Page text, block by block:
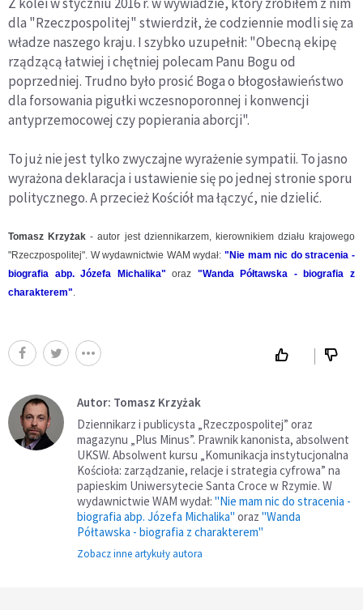
dla "Rzeczpospolitej" stwierdził, że codziennie modli się za
władze naszego kraju. I szybko uzupełnił: "Obecną ekipę
rządzącą łatwiej i chętniej polecam Panu Bogu od
poprzedniej. Trudno było prosić Boga o błogosławieństwo
dla forsowania pigułki wczesnoporonnej i konwencji
antyprzemocowej czy popierania aborcji".
To już nie jest tylko zwyczajne wyrażenie sympatii. To jasno
wyrażona deklaracja i ustawienie się po jednej stronie sporu
politycznego. A przecież Kościół ma łączyć, nie dzielić.
Tomasz Krzyżak - autor jest dziennikarzem, kierownikiem działu krajowego
"Rzeczpospolitej". W wydawnictwie WAM wydał: "Nie mam nic do stracenia -
biografia abp. Józefa Michalika" oraz "Wanda Półtawska - biografia z
charakterem".
Autor: Tomasz Krzyżak
Dziennikarz i publicysta „Rzeczpospolitej” oraz
magazynu „Plus Minus”. Prawnik kanonista, absolwent
UKSW. Absolwent kursu „Komunikacja instytucjonalna
Kościoła: zarządzanie, relacje i strategia cyfrowa” na
papieskim Uniwersytecie Santa Croce w Rzymie. W
wydawnictwie WAM wydał: "Nie mam nic do stracenia -
biografia abp. Józefa Michalika" oraz "Wanda
Półtawska - biografia z charakterem"
Zobacz inne artykuły autora